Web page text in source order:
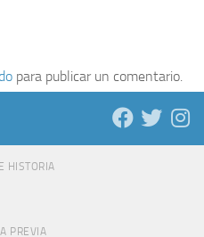
para publicar un comentario.
HISTORIA
PREVIA